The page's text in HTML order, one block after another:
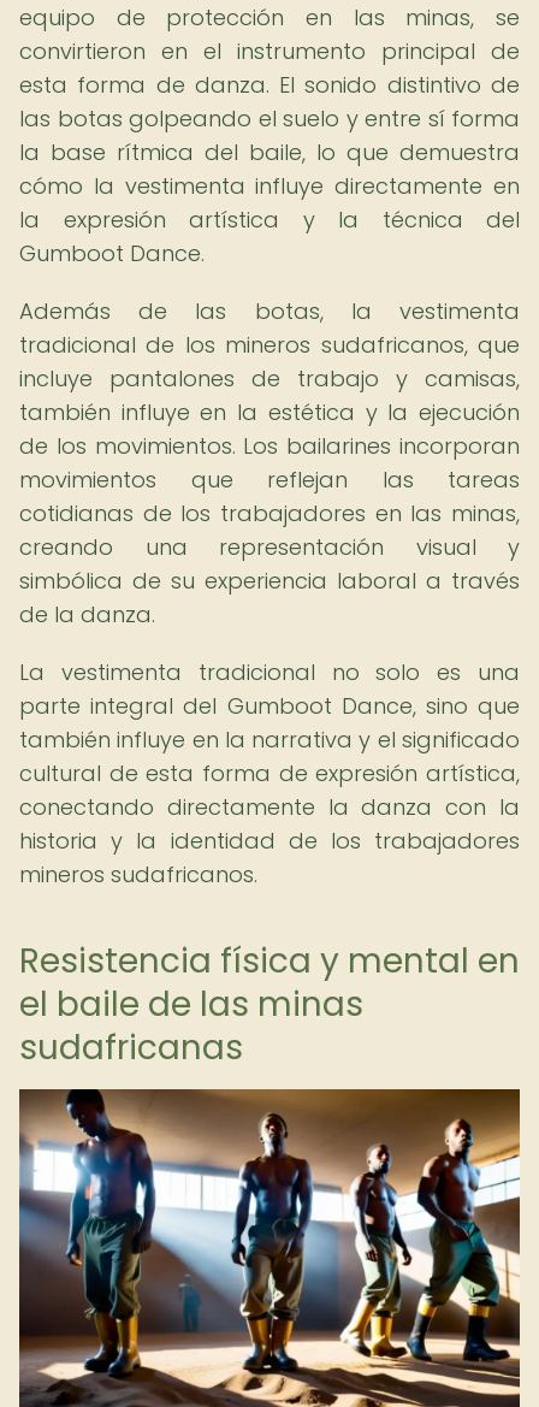
equipo de protección en las minas, se
convirtieron en el instrumento principal de
esta forma de danza. El sonido distintivo de
las botas golpeando el suelo y entre sí forma
la base rítmica del baile, lo que demuestra
cómo la vestimenta influye directamente en
la expresión artística y la técnica del
Gumboot Dance.
Además de las botas, la vestimenta
tradicional de los mineros sudafricanos, que
incluye pantalones de trabajo y camisas,
también influye en la estética y la ejecución
de los movimientos. Los bailarines incorporan
movimientos que reflejan las tareas
cotidianas de los trabajadores en las minas,
creando una representación visual y
simbólica de su experiencia laboral a través
de la danza.
La vestimenta tradicional no solo es una
parte integral del Gumboot Dance, sino que
también influye en la narrativa y el significado
cultural de esta forma de expresión artística,
conectando directamente la danza con la
historia y la identidad de los trabajadores
mineros sudafricanos.
Resistencia física y mental en
el baile de las minas
sudafricanas